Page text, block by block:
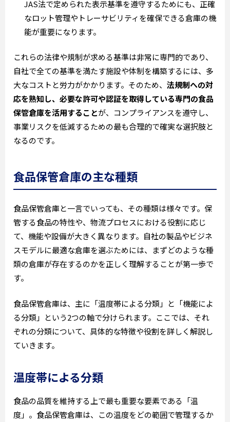
JAS法で定められた表示基準を遵守するためにも、正確
なロット管理やトレーサビリティを確保できる倉庫の機
能が重要になります。
これらの法律や規制が求める基準は非常に専門的であり、
自社で全ての基準を満たす施設や体制を構築するには、多
大なコストと労力がかかります。そのため、 法規制への対
応を熟知し、必要な許可や認証を取得している専門の食品
保管倉庫を活用することが、コンプライアンスを遵守し、
事業リスクを低減するための最も合理的で確実な選択肢と
なるのです。
食品保管倉庫の主な種類
食品保管倉庫と一言でいっても、その種類は様々です。保
管する食品の特性や、物流プロセスにおける役割に応じ
て、機能や設備が大きく異なります。自社の製品やビジネ
スモデルに最適な倉庫を選ぶためには、まずどのような種
類の倉庫が存在するのかを正しく理解することが第一歩で
す。
食品保管倉庫は、主に「温度帯による分類」と「機能によ
る分類」という2つの軸で分けられます。ここでは、それ
ぞれの分類について、具体的な特徴や役割を詳しく解説し
ていきます。
温度帯による分類
食品の品質を維持する上で最も重要な要素である「温
度」。食品保管倉庫は、この温度をどの範囲で管理するか